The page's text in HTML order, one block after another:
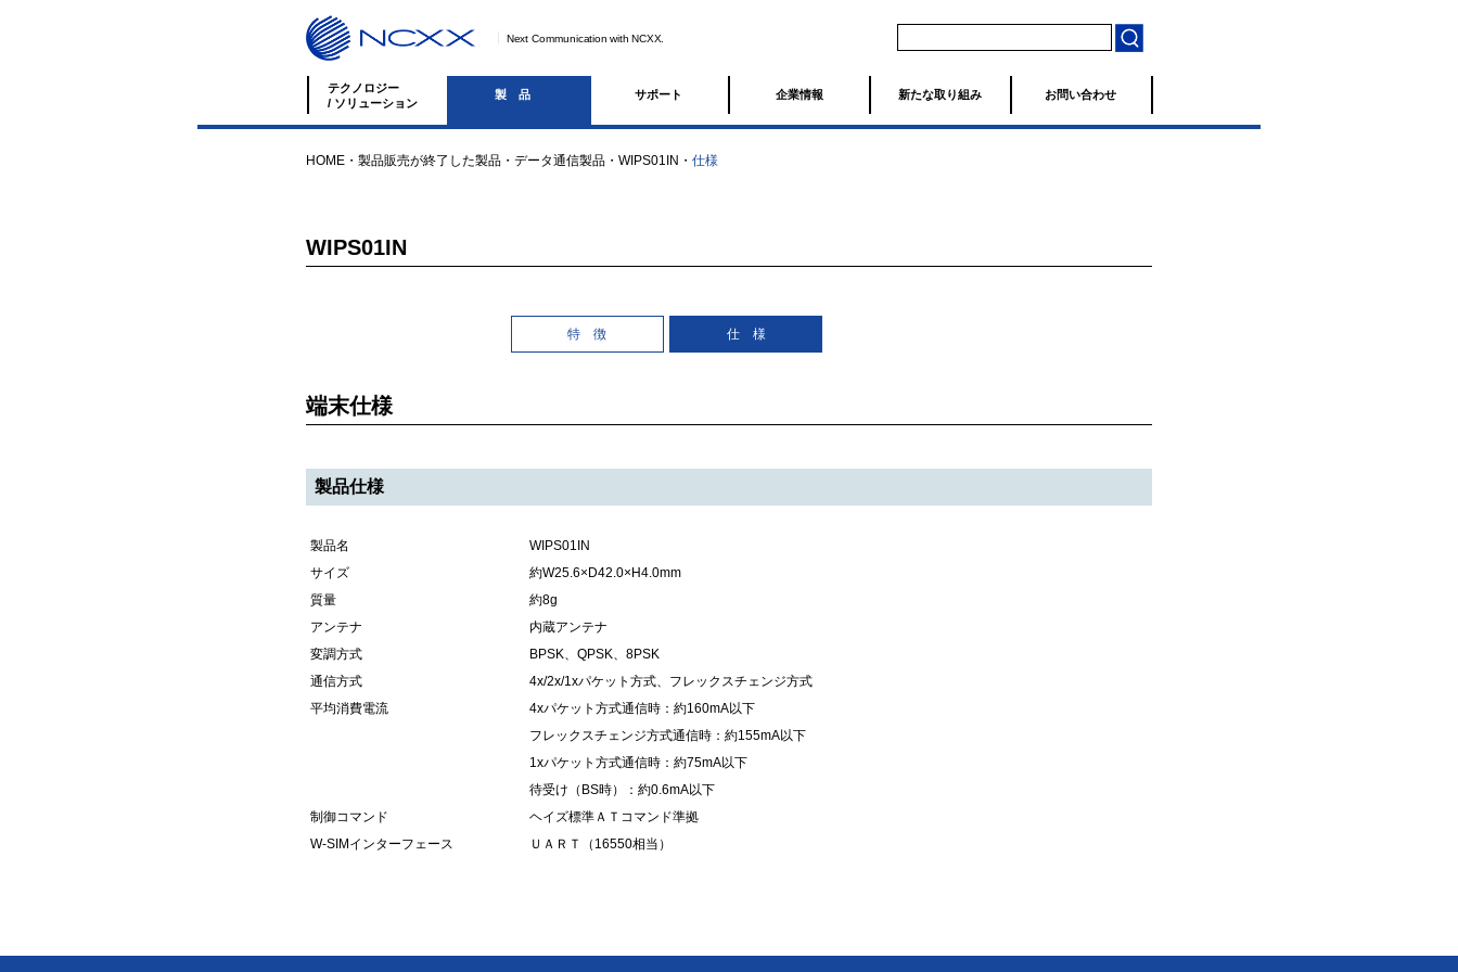
Next Communication with NCXX.
テクノロジー
/ ソリューション
製品 サポート 企業情報 新たな取り組み お問い合わせ
HOME ・ 製品販売が終了した製品 ・ データ通信製品 ・ WIPS01IN ・ 仕様
WIPS01IN
特 徴 仕 様
端末仕様
製品仕様
製品名
WIPS01IN
サイズ
約W25.6×D42.0×H4.0mm
質量
約8g
アンテナ
内蔵アンテナ
変調方式
BPSK、QPSK、8PSK
通信方式
4x/2x/1xパケット方式、フレックスチェンジ方式
平均消費電流
4xパケット方式通信時：約160mA以下
フレックスチェンジ方式通信時：約155mA以下
1xパケット方式通信時：約75mA以下
待受け（BS時）：約0.6mA以下
制御コマンド
ヘイズ標準ＡＴコマンド準拠
W-SIMインターフェース
ＵＡＲＴ（16550相当）